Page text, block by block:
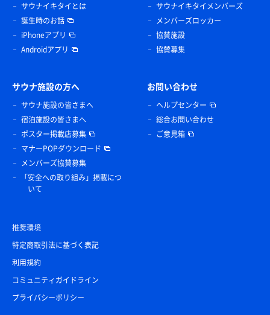
サウナイキタイとは
誕生時のお話
iPhoneアプリ
Androidアプリ
サウナイキタイメンバーズ
メンバーズロッカー
協賛施設
協賛募集
サウナ施設の方へ
サウナ施設の皆さまへ
宿泊施設の皆さまへ
ポスター掲載店募集
マナーPOPダウンロード
メンバーズ協賛募集
「安全への取り組み」掲載につ
いて
お問い合わせ
ヘルプセンター
総合お問い合わせ
ご意見箱
推奨環境
特定商取引法に基づく表記
利用規約
コミュニティガイドライン
プライバシーポリシー